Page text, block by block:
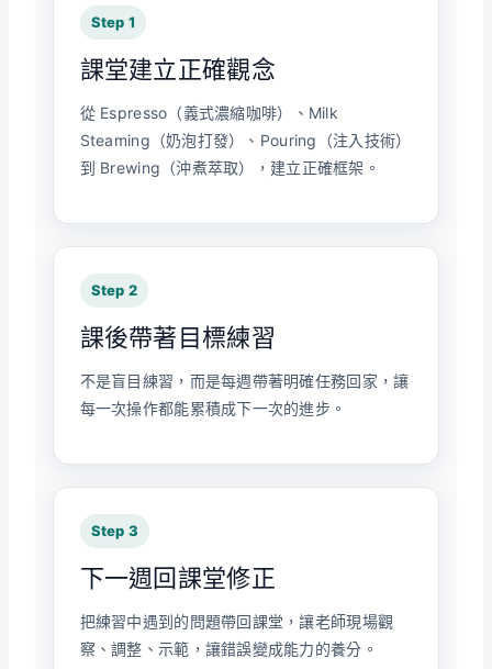
Step 1
課堂建立正確觀念
從 Espresso（義式濃縮咖啡）、Milk
Steaming（奶泡打發）、Pouring（注入技術）
到 Brewing（沖煮萃取），建立正確框架。
Step 2
課後帶著目標練習
不是盲目練習，而是每週帶著明確任務回家，讓
每一次操作都能累積成下一次的進步。
Step 3
下一週回課堂修正
把練習中遇到的問題帶回課堂，讓老師現場觀
察、調整、示範，讓錯誤變成能力的養分。